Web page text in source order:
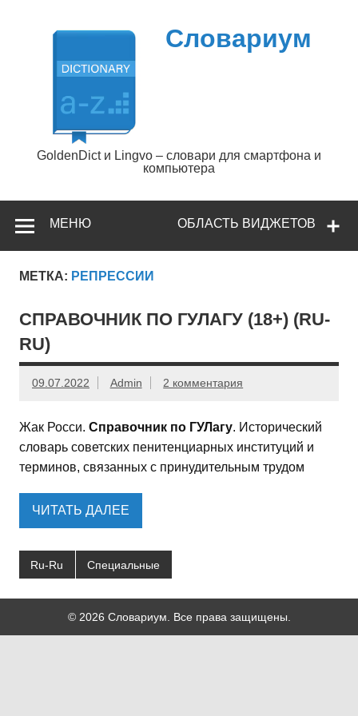
содержимому
Словариум
GoldenDict и Lingvo – словари для смартфона и
компьютера
ОБЛАСТЬ ВИДЖЕТОВ
МЕНЮ
МЕТКА: РЕПРЕССИИ
СПРАВОЧНИК ПО ГУЛАГУ (18+) (RU-
RU)
09.07.2022 Admin 2 комментария
Жак Росси. Справочник по ГУЛагу. Исторический
словарь советских пенитенциарных институций и
терминов, связанных с принудительным трудом
ЧИТАТЬ ДАЛЕЕ
Ru-Ru Специальные
© 2026 Словариум. Все права защищены.